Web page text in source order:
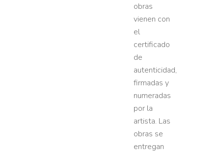
obras
vienen con
el
certificado
de
autenticidad,
firmadas y
numeradas
por la
artista. Las
obras se
entregan